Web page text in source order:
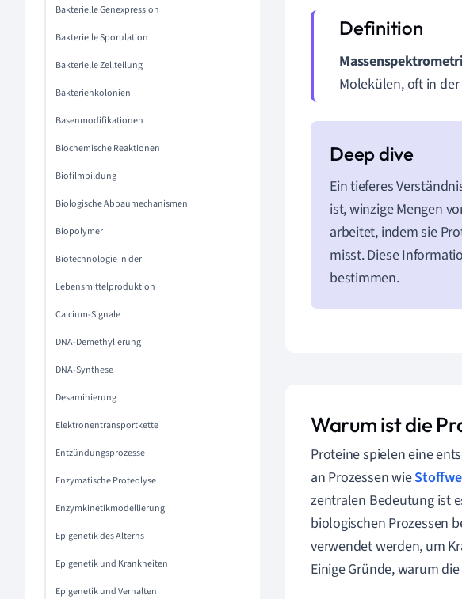
Bakterielle Genexpression
Bakterielle Sporulation
Bakterielle Zellteilung
Bakterienkolonien
Basenmodifikationen
Biochemische Reaktionen
Biofilmbildung
Biologische Abbaumechanismen
Biopolymer
Biotechnologie in der
Lebensmittelproduktion
Calcium-Signale
DNA-Demethylierung
DNA-Synthese
Desaminierung
Elektronentransportkette
Entzündungsprozesse
Enzymatische Proteolyse
Enzymkinetikmodellierung
Epigenetik des Alterns
Epigenetik und Krankheiten
Epigenetik und Verhalten
Molekülen, oft in
Ein tieferes
ist, winzige Mengen
arbeitet, indem sie
misst. Diese
bestimmen.
Warum ist die
Proteine spielen eine
an Prozessen wie
zentralen Bedeutung ist
biologischen Prozessen
verwendet werden, um
Einige Gründe, warum